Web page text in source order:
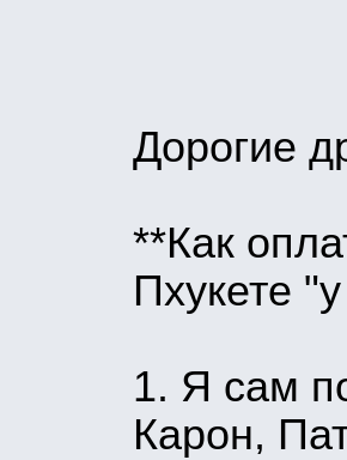
Дорогие
**Как
Пхукете
1. Я сам
Карон,